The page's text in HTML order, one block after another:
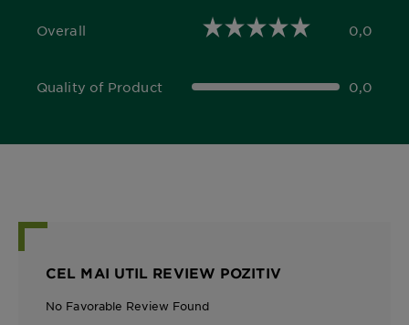
Overall
0,0 out of 5 stars 0,0
Quality of Product
0,0 out of 5 stars 0,0
CEL MAI UTIL REVIEW POZITIV
No Favorable Review Found